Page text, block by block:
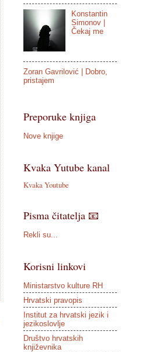
Konstantin
Simonov |
Čekaj me
Zoran Gavrilović | Dobro,
pristajem
Preporuke knjiga
Nove knjige
Kvaka Yutube kanal
Kvaka Youtube
Pisma čitatelja 📧
Rekli su...
Korisni linkovi
Ministarstvo kulture RH
Hrvatski pravopis
Institut za hrvatski jezik i
jezikoslovlje
Društvo hrvatskih
književnika